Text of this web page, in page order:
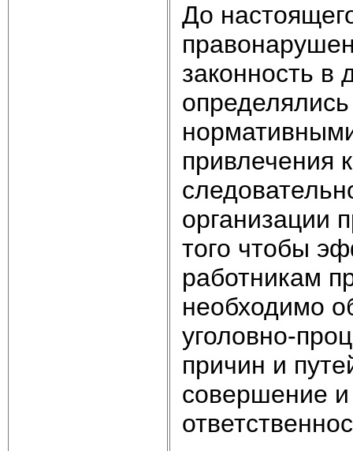
До
законность в
привлечения
организации
того чтобы
работникам
необходимо
уголовно-
причин и
совершение